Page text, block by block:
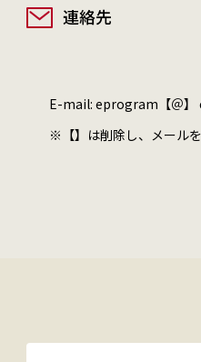
連絡先
E-mail: eprogram【＠】
※【】は削除し、メールを